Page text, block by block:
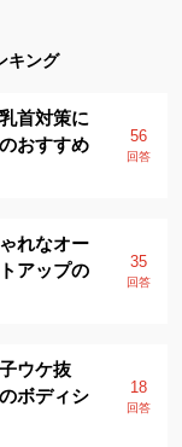
キング
首対策に
おすすめ
56
回答
れなオー
アップの
35
回答
ウケ抜
ボディシ
18
回答